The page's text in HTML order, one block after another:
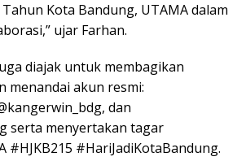
Kota Bandung, UTAMA dalam
ujar Farhan.
diajak untuk membagikan
menandai akun resmi:
dan
serta menyertakan tagar
#HJKB215 #HariJadiKotaBandung.